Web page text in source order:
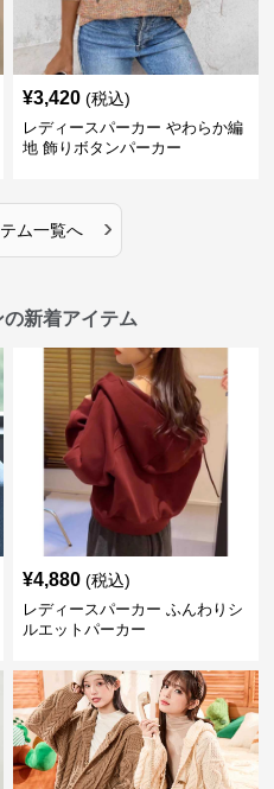
¥3,420 (税込)
レディースパーカー やわらか編
地 飾りボタンパーカー
ム一覧へ ›
新着アイテム
¥4,880 (税込)
レディースパーカー ふんわりシ
ルエットパーカー